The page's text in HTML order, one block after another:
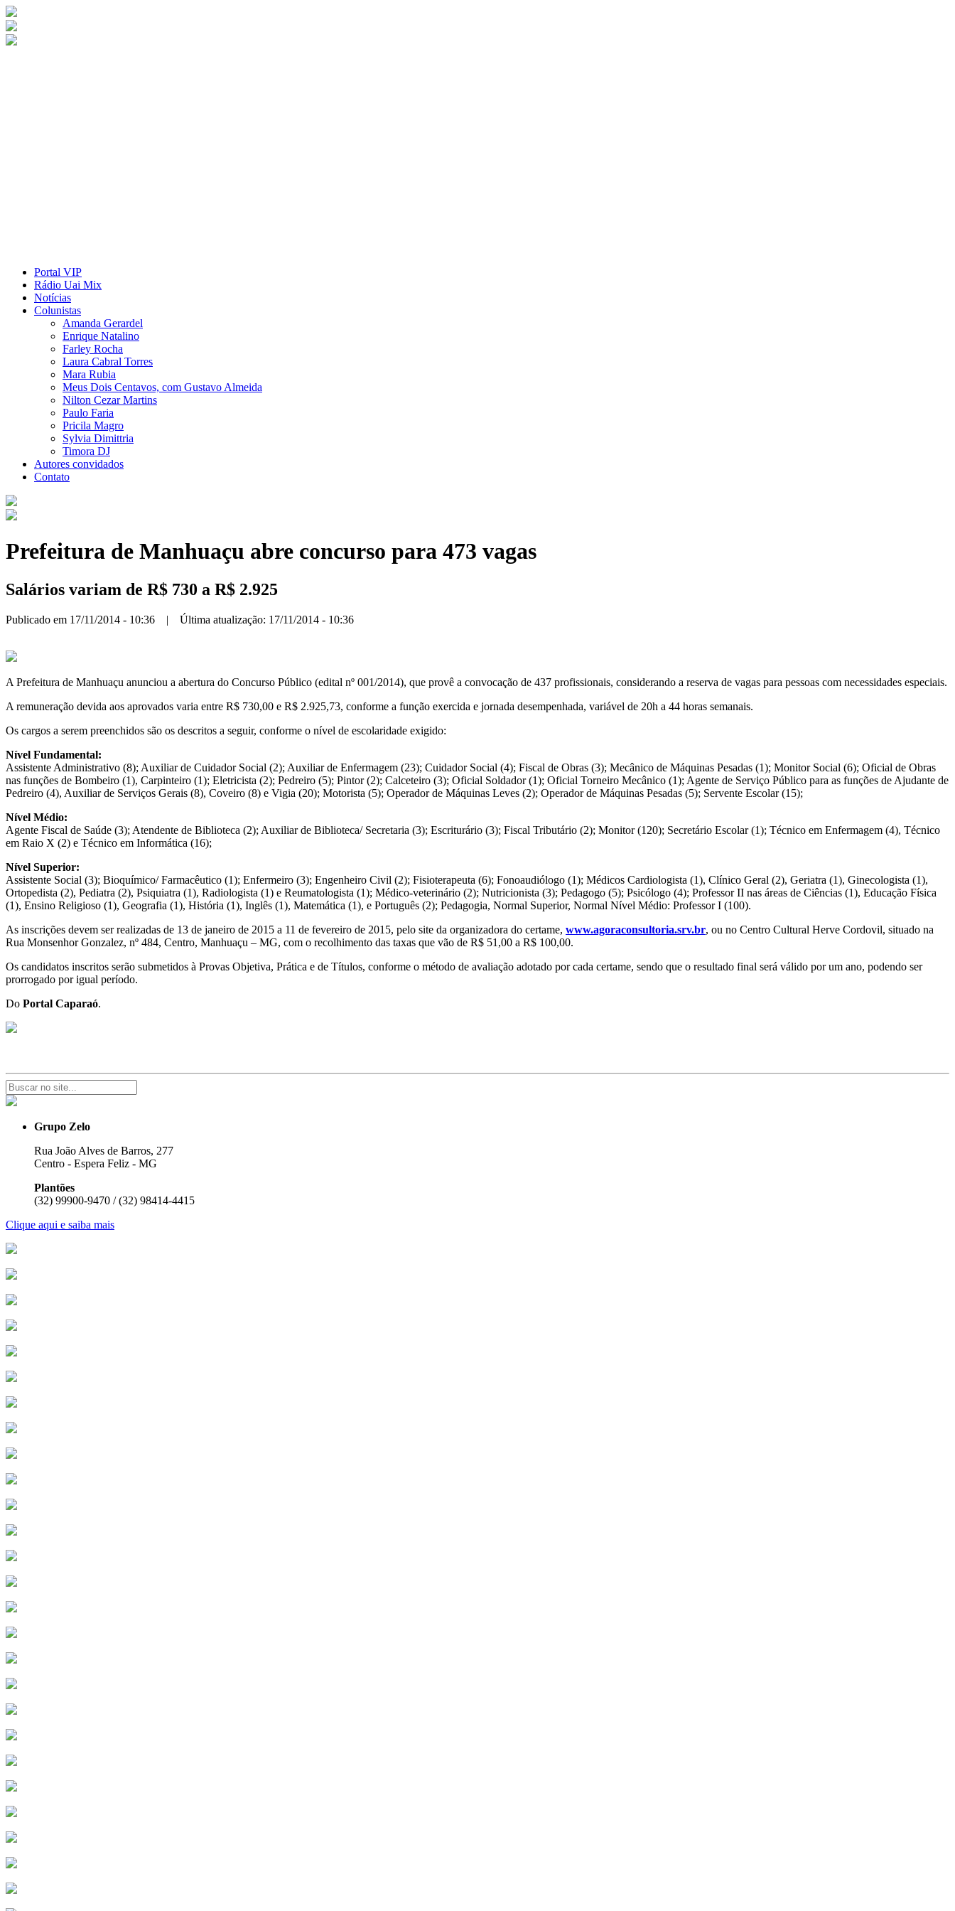
Portal VIP
Rádio Uai Mix
Notícias
Colunistas
Amanda Gerardel
Enrique Natalino
Farley Rocha
Laura Cabral Torres
Mara Rubia
Meus Dois Centavos, com Gustavo Almeida
Nilton Cezar Martins
Paulo Faria
Pricila Magro
Sylvia Dimittria
Timora DJ
Autores convidados
Contato
Prefeitura de Manhuaçu abre concurso para 473 vagas
Salários variam de R$ 730 a R$ 2.925
Publicado em 17/11/2014 - 10:36 | Última atualização: 17/11/2014 - 10:36
A Prefeitura de Manhuaçu anunciou a abertura do Concurso Público (edital nº 001/2014), que provê a convocação de 437 profissionais, considerando a reserva de vagas para pessoas com necessidades especiais.
A remuneração devida aos aprovados varia entre R$ 730,00 e R$ 2.925,73, conforme a função exercida e jornada desempenhada, variável de 20h a 44 horas semanais.
Os cargos a serem preenchidos são os descritos a seguir, conforme o nível de escolaridade exigido:
Nível Fundamental:
Assistente Administrativo (8); Auxiliar de Cuidador Social (2); Auxiliar de Enfermagem (23); Cuidador Social (4); Fiscal de Obras (3); Mecânico de Máquinas Pesadas (1); Monitor Social (6); Oficial de Obras
nas funções de Bombeiro (1), Carpinteiro (1); Eletricista (2); Pedreiro (5); Pintor (2); Calceteiro (3); Oficial Soldador (1); Oficial Torneiro Mecânico (1); Agente de Serviço Público para as funções de Ajudante de
Pedreiro (4), Auxiliar de Serviços Gerais (8), Coveiro (8) e Vigia (20); Motorista (5); Operador de Máquinas Leves (2); Operador de Máquinas Pesadas (5); Servente Escolar (15);
Nível Médio:
Agente Fiscal de Saúde (3); Atendente de Biblioteca (2); Auxiliar de Biblioteca/ Secretaria (3); Escriturário (3); Fiscal Tributário (2); Monitor (120); Secretário Escolar (1); Técnico em Enfermagem (4), Técnico
em Raio X (2) e Técnico em Informática (16);
Nível Superior:
Assistente Social (3); Bioquímico/ Farmacêutico (1); Enfermeiro (3); Engenheiro Civil (2); Fisioterapeuta (6); Fonoaudiólogo (1); Médicos Cardiologista (1), Clínico Geral (2), Geriatra (1), Ginecologista (1),
Ortopedista (2), Pediatra (2), Psiquiatra (1), Radiologista (1) e Reumatologista (1); Médico-veterinário (2); Nutricionista (3); Pedagogo (5); Psicólogo (4); Professor II nas áreas de Ciências (1), Educação Física
(1), Ensino Religioso (1), Geografia (1), História (1), Inglês (1), Matemática (1), e Português (2); Pedagogia, Normal Superior, Normal Nível Médio: Professor I (100).
As inscrições devem ser realizadas de 13 de janeiro de 2015 a 11 de fevereiro de 2015, pelo site da organizadora do certame, www.agoraconsultoria.srv.br, ou no Centro Cultural Herve Cordovil, situado na
Rua Monsenhor Gonzalez, nº 484, Centro, Manhuaçu – MG, com o recolhimento das taxas que vão de R$ 51,00 a R$ 100,00.
Os candidatos inscritos serão submetidos à Provas Objetiva, Prática e de Títulos, conforme o método de avaliação adotado por cada certame, sendo que o resultado final será válido por um ano, podendo ser
prorrogado por igual período.
Do Portal Caparaó.
Grupo Zelo
Rua João Alves de Barros, 277
Centro - Espera Feliz - MG
Plantões
(32) 99900-9470 / (32) 98414-4415
Clique aqui e saiba mais